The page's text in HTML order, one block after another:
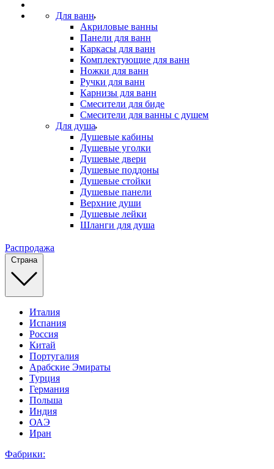
Для ванн
Акриловые ванны
Панели для ванн
Каркасы для ванн
Комплектующие для ванн
Ножки для ванн
Ручки для ванн
Карнизы для ванн
Смесители для биде
Смесители для ванны с душем
Для душа
Душевые кабины
Душевые уголки
Душевые двери
Душевые поддоны
Душевые стойки
Душевые панели
Верхние души
Душевые лейки
Шланги для душа
Распродажа
Страна
Италия
Испания
Россия
Китай
Португалия
Арабские Эмираты
Турция
Германия
Польша
Индия
ОАЭ
Иран
Фабрики: